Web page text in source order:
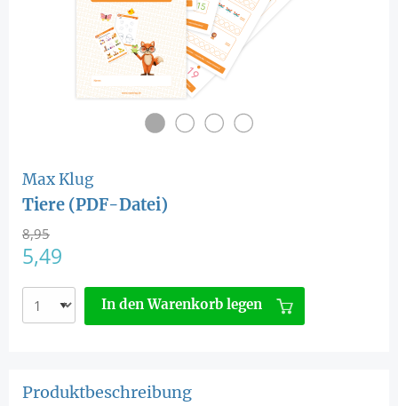
Max Klug
Tiere (PDF-Datei)
8,95
5,49
In den Warenkorb legen
Produktbeschreibung